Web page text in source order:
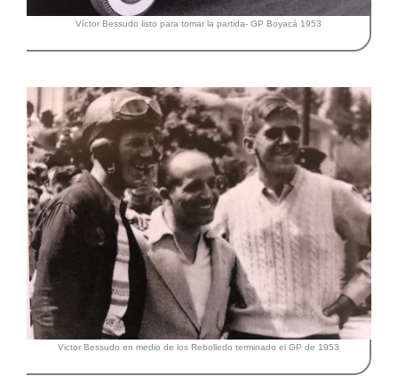
Víctor Bessudo listo para tomar la partida- GP Boyacá 1953
Victor Bessudo en medio de los Rebolledo terminado el GP de 1953